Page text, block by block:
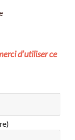
d’utiliser ce